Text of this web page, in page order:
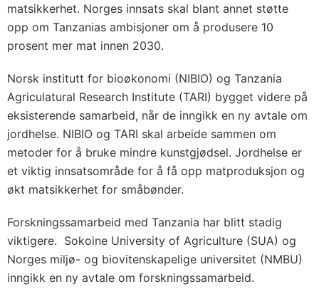
matsikkerhet. Norges innsats skal blant annet støtte
opp om Tanzanias ambisjoner om å produsere 10
prosent mer mat innen 2030.
Norsk institutt for bioøkonomi (NIBIO) og Tanzania
Agriculatural Research Institute (TARI) bygget videre på
eksisterende samarbeid, når de inngikk en ny avtale om
jordhelse. NIBIO og TARI skal arbeide sammen om
metoder for å bruke mindre kunstgjødsel. Jordhelse er
et viktig innsatsområde for å få opp matproduksjon og
økt matsikkerhet for småbønder.
Forskningssamarbeid med Tanzania har blitt stadig
viktigere. Sokoine University of Agriculture (SUA) og
Norges miljø- og biovitenskapelige universitet (NMBU)
inngikk en ny avtale om forskningssamarbeid.